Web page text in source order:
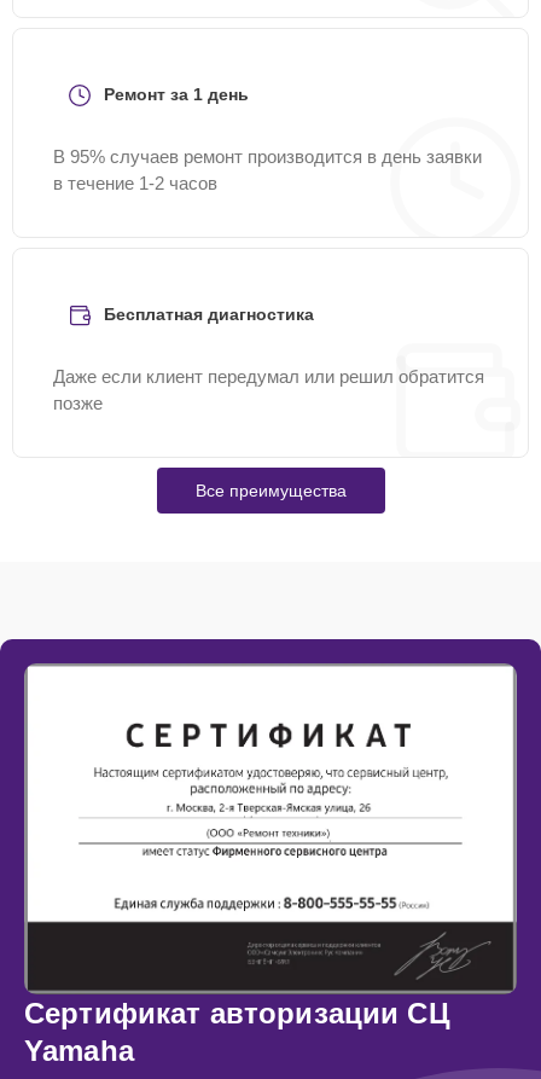
Ремонт за 1 день
В 95% случаев ремонт производится в день заявки
в течение 1-2 часов
Бесплатная диагностика
Даже если клиент передумал или решил обратится
позже
Все преимущества
Сертификат авторизации СЦ
Yamaha